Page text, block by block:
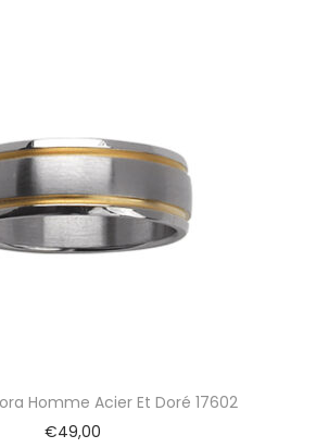
Homme Acier Et Doré 17602
€49,00